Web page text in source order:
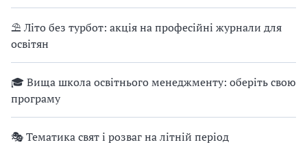
⛱ Літо без турбот: акція на професійні журнали для
освітян
🎓 Вища школа освітнього менеджменту: оберіть свою
програму
🎭 Тематика свят і розваг на літній період